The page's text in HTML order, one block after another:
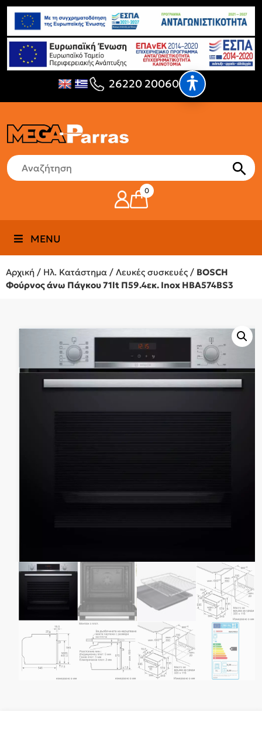
26220 20060
0
MENU
Αρχική / Ηλ. Κατάστημα / Λευκές συσκευές / BOSCH
Φούρνος άνω Πάγκου 71lt Π59.4εκ. Inox HBA574BS3